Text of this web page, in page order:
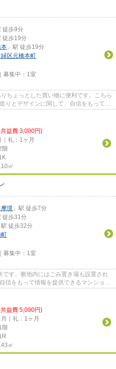
徒歩9分
徒歩19分
」駅 徒歩19分
区元橋本町
募集中： 1室
ちょっとした買い物に便利です。こちら
りとデザインに関して、自信をもって情
益費 3,000円)
｜礼：1ヶ月
階
㎡
摩境 」駅 徒歩7分
徒歩31分
駅 徒歩32分
募集中： 1室
す。敷地内にはごみ置き場も設置され
信をもって情報を提供できるマンション
益費 5,000円)
｜礼：1ヶ月
階
㎡